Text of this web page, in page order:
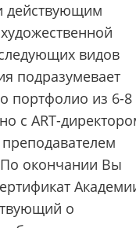
действующим
видов
подразумевает
портфолио из 6-8
с ART-
окончании Вы
о